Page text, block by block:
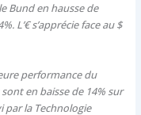
Bund en hausse de
L’€ s’apprécie face au $
performance du
en baisse de 14% sur
par la Technologie